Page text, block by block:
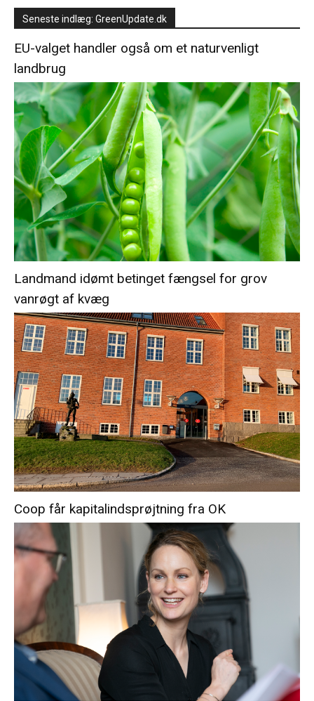
Seneste indlæg: GreenUpdate.dk
EU-valget handler også om et naturvenligt
landbrug
Landmand idømt betinget fængsel for grov
vanrøgt af kvæg
Coop får kapitalindsprøjtning fra OK